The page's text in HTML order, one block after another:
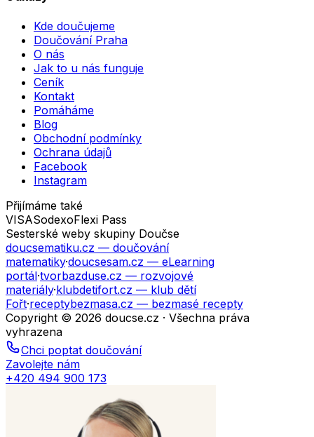
Kde doučujeme
Doučování Praha
O nás
Jak to u nás funguje
Ceník
Kontakt
Pomáháme
Blog
Obchodní podmínky
Ochrana údajů
Facebook
Instagram
Přijímáme také
VISASodexoFlexi Pass
Sesterské weby skupiny Doučse
doucsematiku.cz — doučování
matematiky·doucsesam.cz — eLearning
portál·tvorbazduse.cz — rozvojové
materiály·klubdetifort.cz — klub dětí
Fořt·receptybezmasa.cz — bezmasé recepty
Copyright © 2026 doucse.cz · Všechna práva
vyhrazena
Chci poptat doučování
Zavolejte nám
+420 494 900 173